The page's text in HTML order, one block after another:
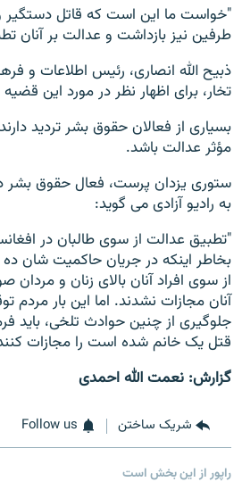
"خواست ما این است که قاتل دستگیر
طرفین نیز بازداشت و عدالت بر آنان
ذبیح الله انصاری، رئیس اطلاعات و
تخار، برای اظهار نظر در مورد این
بسیاری از فعالان حقوق بشر تردید
مؤثر عدالت باشد.
ستوری یزدان پرست، فعال حقوق بشر
به رادیو آزادی می گوید:
"تطبیق عدالت از سوی طالبان در
بخاطر اینکه در جریان حاکمیت شان
از سوی افراد آنان بالای زنان و
آنان مجازات نشدند. اما این بار مردم
جلوگیری از چنین حوادث تلخی، باید
قتل یک خانم شده است را مجازات
گزارش: نعمت الله احمدی
شریک ساختن Follow us
راپور از این بخش است